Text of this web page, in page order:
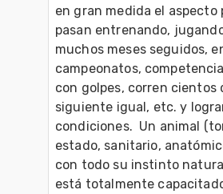
en gran medida el aspecto
pasan entrenando,
muchos meses seguidos,
campeonatos,
con golpes, corren cientos
siguiente igual, etc. y
condiciones.  Un animal
estado, sanitario,
con todo su instinto
está totalmente